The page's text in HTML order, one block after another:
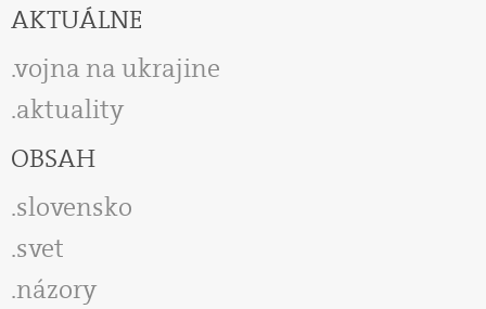
AKTUÁLNE
vojna na ukrajine
aktuality
OBSAH
slovensko
svet
názory